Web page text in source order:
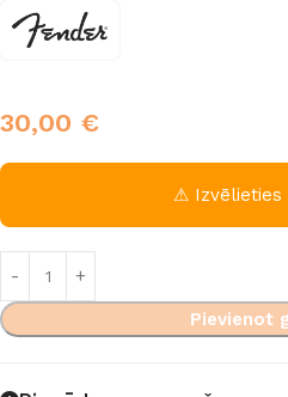
30,00 €
⚠ Izvēlieties
Pievienot